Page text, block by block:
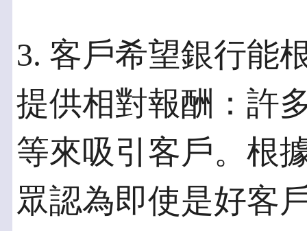
3. 客戶希望銀行能
提供相對報酬：許
等來吸引客戶。根
眾認為即使是好客